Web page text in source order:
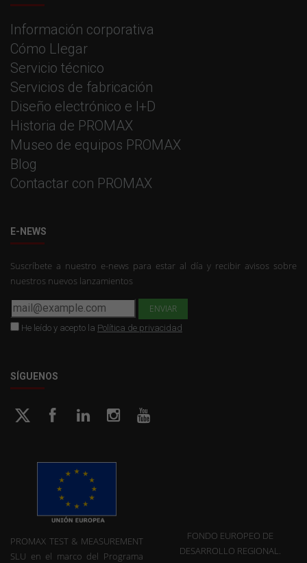
Información corporativa
Cómo Llegar
Servicio técnico
Servicios de fabricación
Diseño electrónico e I+D
Historia de PROMAX
Museo de equipos PROMAX
Blog
Contactar con PROMAX
E-NEWS
Suscríbete a nuestro e-news para estar al día y recibir avisos sobre
nuestros nuevos lanzamientos
He leído y acepto la Política de privacidad
SÍGUENOS
PROMAX TEST & MEASUREMENT
SLU en el marco del Programa
FONDO EUROPEO DE
DESARROLLO REGIONAL.